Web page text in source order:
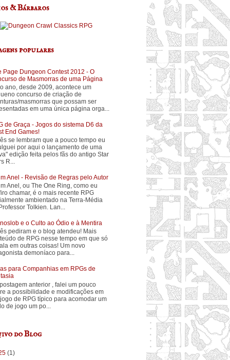
& Bárbaros
populares
Page Dungeon Contest 2012 - O
de Masmorras de uma Página
ano, desde 2009, acontece um
concurso de criação de
masmorras que possam ser
em uma única página orga...
de Graça - Jogos do sistema D6 da
End Games!
se lembram que a pouco tempo eu
por aqui o lançamento de uma
edição feita pelos fãs do antigo Star
R...
Anel - Revisão de Regras pelo Autor
Anel, ou The One Ring, como eu
chamar, é o mais recente RPG
ambientado na Terra-Média
Tolkien. Lan...
e o Culto ao Ódio e à Mentira
pediram e o blog atendeu! Mais
de RPG nesse tempo em que só
em outras coisas! Um novo
demoníaco para...
para Companhias em RPGs de
anterior , falei um pouco
a possibilidade e modificações em
de RPG típico para acomodar um
de jogo um po...
do Blog
(1)